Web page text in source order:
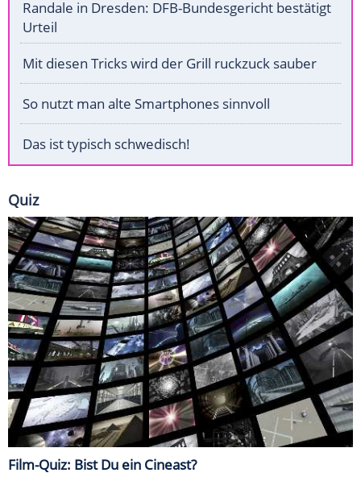
Randale in Dresden: DFB-Bundesgericht bestätigt
Urteil
Mit diesen Tricks wird der Grill ruckzuck sauber
So nutzt man alte Smartphones sinnvoll
Das ist typisch schwedisch!
Quiz
Film-Quiz: Bist Du ein Cineast?